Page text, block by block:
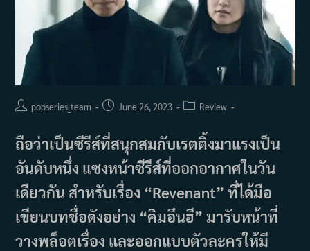
Postpopseries_team
PostJune 26, 2023
PostReview
ถือว่าเป็นซีรีส์ที่สนุกสมกับเรตติ้งมาแรงเป็น
อันดับหนึ่ง แซงหน้าซีรีส์ที่ออกอากาศในวัน
เดียวกัน สำหรับเรื่อง “Revenant” ที่ได้มือ
เขียนบทชื่อดังอย่าง “คิมอึนฮี” มารับหน้าที่
วางพล็อตเรื่อง และออกแบบตัวละครให้มี